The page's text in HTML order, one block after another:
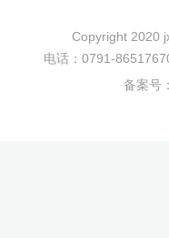
Copyright 2020
电话：0791-
备案号